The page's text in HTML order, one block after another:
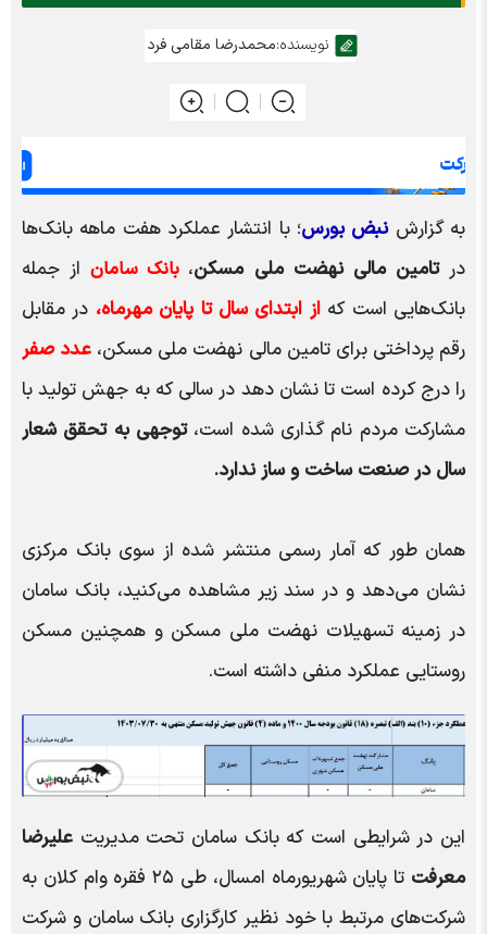
نویسنده:محمدرضا مقامی فرد
به گزارش نبض بورس؛ با انتشار عملکرد هفت ماهه بانک‌ها
درتامین مالی نهضت ملی مسکن، بانک ساماناز جمله
بانک‌هایی است کهاز ابتدای سال تا پایان مهرماه، در مقابل
رقم پرداختی برای تامین مالی نهضت ملی مسکن، عدد صفر
را درج کرده است تا نشان دهد در سالی که به جهش تولید با
مشارکت مردم نام گذاری شده است، توجهی به تحقق شعار
سال در صنعت ساخت و ساز ندارد.
همان طور که آمار رسمی منتشر شده از سوی بانک مرکزی
نشان می‌دهد و در سند زیر مشاهده می‌کنید، بانک سامان
در زمینه تسهیلات نهضت ملی مسکن و همچنین مسکن
روستایی عملکرد منفی داشته است.
این در شرایطی است که بانک سامان تحت مدیریت علیرضا
معرفت
تا پایان شهریورماه امسال، طی ۲۵ فقره وام کلان به
شرکت‌های مرتبط با خود نظیر کارگزاری بانک سامان و شرکت